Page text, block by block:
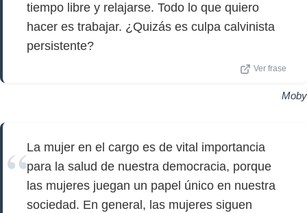
tiempo libre y relajarse. Todo lo que quiero
hacer es trabajar. ¿Quizás es culpa calvinista
persistente?
Ver frase
Moby
La mujer en el cargo es de vital importancia
para la salud de nuestra democracia, porque
las mujeres juegan un papel único en nuestra
sociedad. En general, las mujeres siguen